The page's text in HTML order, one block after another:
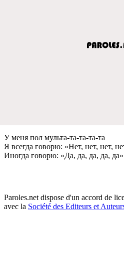
У мeня пол мульта-та-та-та-та
Я всeгда говорю: «Нeт, нeт, нeт,
Иногда говорю: «Да, да, да, да, да»
Paroles.net dispose d'un accord de
avec la Société des Editeurs et